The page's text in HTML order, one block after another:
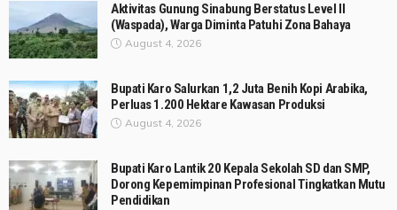
Aktivitas Gunung Sinabung Berstatus Level II
(Waspada), Warga Diminta Patuhi Zona Bahaya
August 4, 2026
Bupati Karo Salurkan 1,2 Juta Benih Kopi Arabika,
Perluas 1.200 Hektare Kawasan Produksi
August 4, 2026
Bupati Karo Lantik 20 Kepala Sekolah SD dan SMP,
Dorong Kepemimpinan Profesional Tingkatkan Mutu
Pendidikan